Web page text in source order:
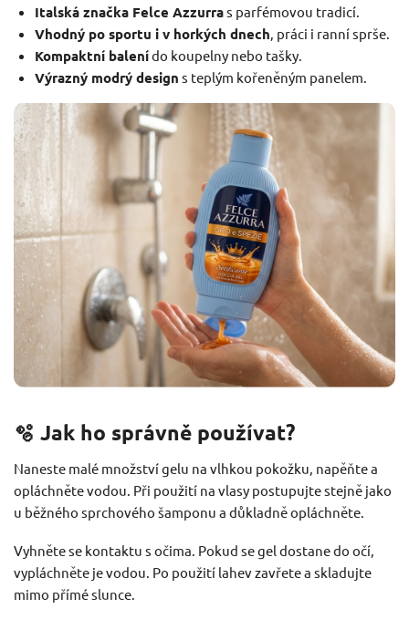
Italská značka Felce Azzurras parfémovou tradicí.
Vhodný po sportu i v horkých dnech , práci i ranní sprše.
Kompaktní balenído koupelny nebo tašky.
Výrazný modrý design s teplým kořeněným panelem.
🫧 Jak ho správně používat?
Naneste malé množství gelu na vlhkou pokožku, napěňte a
opláchněte vodou. Při použití na vlasy postupujte stejně jako
u běžného sprchového šamponu a důkladně opláchněte.
Vyhněte se kontaktu s očima. Pokud se gel dostane do očí,
vypláchněte je vodou. Po použití lahev zavřete a skladujte
mimo přímé slunce.